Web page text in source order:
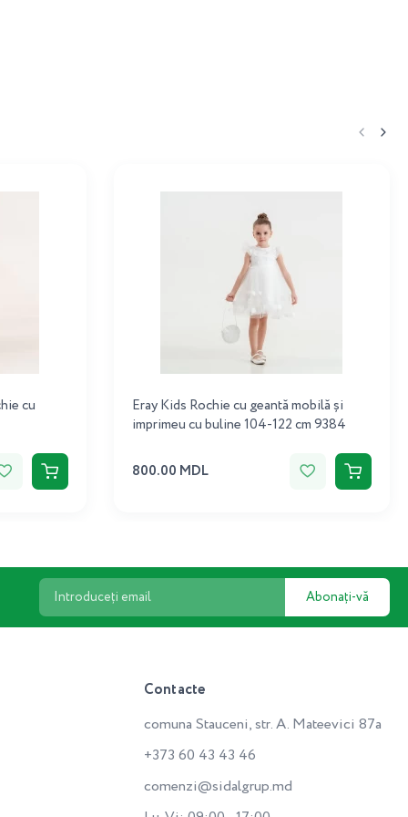
cu
Eray Kids Rochie cu geantă mobilă și
imprimeu cu buline 104-122 cm 9384
800.00 MDL
Abonați-vă
Contacte
comuna Stauceni, str. A. Mateevici 87a
+373 60 43 43 46
comenzi@sidalgrup.md